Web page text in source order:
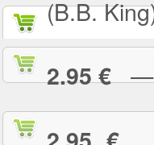
(B.B.
2.95 €— I